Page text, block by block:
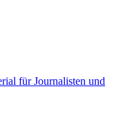
für Journalisten und